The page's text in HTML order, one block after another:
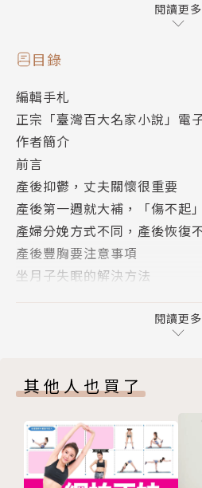
變得更加美麗、光彩照人。閱讀更多
目錄
編輯手札
正宗「臺灣百大名家小說」電
作者簡介
前言
產後抑鬱，丈夫關懷很重要
產後第一週就大補，「傷不起」
產婦分娩方式不同，產後恢復
產後豐胸要注意事項
坐月子失眠的解決方法
新媽媽如何減輕月子疼痛？
催乳不當，媽媽寶寶都受傷
坐月子洗澡注意事項
產後月子病──產後風濕治療及
6種月子病孕婦要小心
「月子病」種種隱患，擺脫月子
閱讀更多
其他人也買了